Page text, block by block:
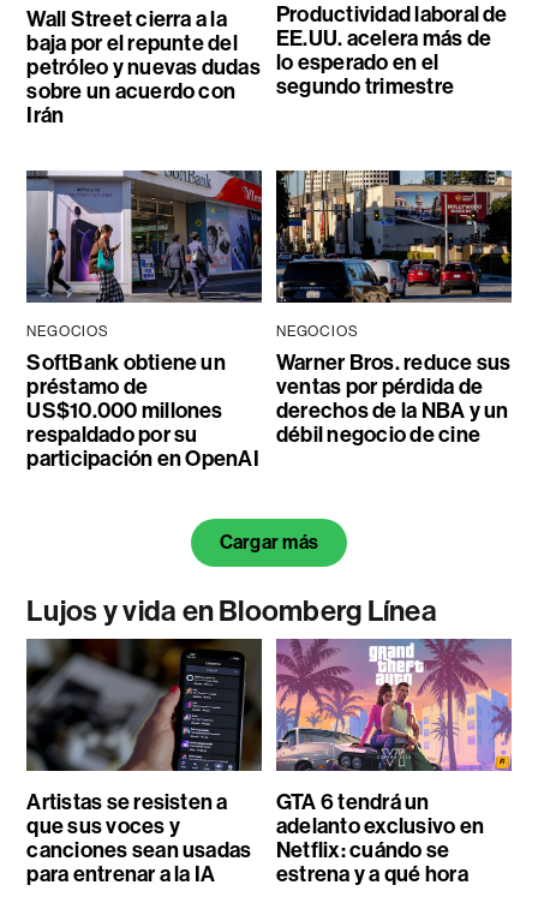
Wall Street cierra a la
baja por el repunte del
petróleo y nuevas dudas
sobre un acuerdo con
Irán
Productividad laboral de
EE.UU. acelera más de
lo esperado en el
segundo trimestre
NEGOCIOS
SoftBank obtiene un
préstamo de
US$10.000 millones
respaldado por su
participación en OpenAI
NEGOCIOS
Warner Bros. reduce sus
ventas por pérdida de
derechos de la NBA y un
débil negocio de cine
Cargar más
Lujos y vida en Bloomberg Línea
Artistas se resisten a
que sus voces y
canciones sean usadas
para entrenar a la IA
GTA 6 tendrá un
adelanto exclusivo en
Netflix: cuándo se
estrena y a qué hora